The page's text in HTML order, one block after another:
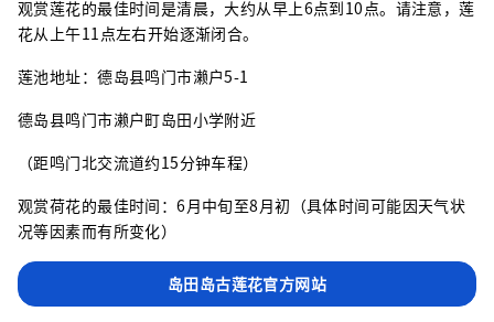
观赏莲​​花的最佳时间是清晨，大约从早上6点到10点。请注意，莲
花从上午11点左右开始逐渐闭合。
莲池地址：德岛县鸣门市濑户5-1
德岛县鸣门市濑户町岛田小学附近
（距鸣门北交流道约15分钟车程）
观赏荷花的最佳时间：6月中旬至8月初（具体时间可能因天气状
况等因素而有所变化）
岛田岛古莲花官方网站